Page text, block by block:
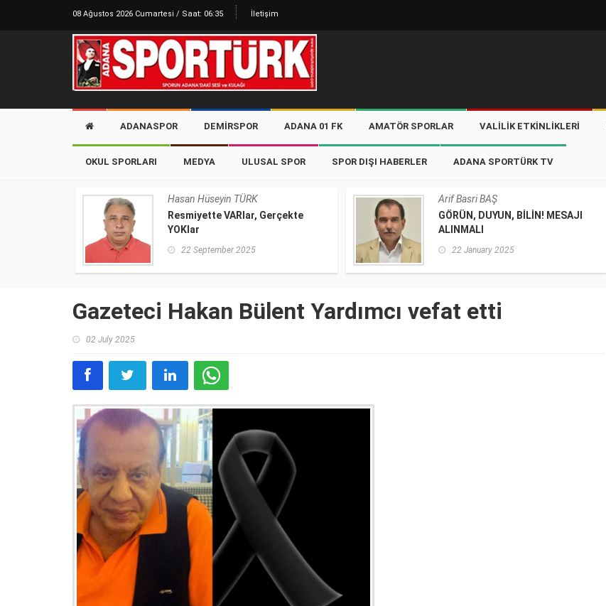
08 Ağustos 2026 Cumartesi / Saat: 06:35 İletişim
ADANASPOR DEMIRSPOR ADANA 01 FK AMATÖR SPORLAR VALILIK ETKINLIKLERI
OKUL SPORLARI MEDYA ULUSAL SPOR SPOR DIŞI HABERLER ADANA SPORTÜRK TV
Hasan Hüseyin TÜRK
Resmiyette VARlar, Gerçekte
YOKlar
22 September 2025
Arif Basri BAŞ
GÖRÜN, DUYUN, BİLİN! MESAJI
ALINMALI
22 January 2025
Gazeteci Hakan Bülent Yardımcı vefat etti
02 July 2025